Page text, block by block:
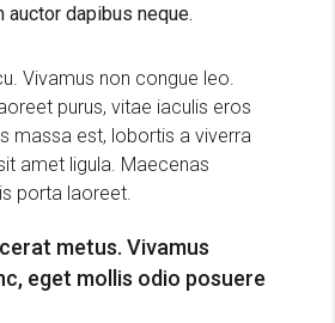
auctor dapibus neque.
Vivamus non congue leo.
purus, vitae iaculis eros
massa est, lobortis a viverra
amet ligula. Maecenas
porta laoreet.
metus. Vivamus
eget mollis odio posuere